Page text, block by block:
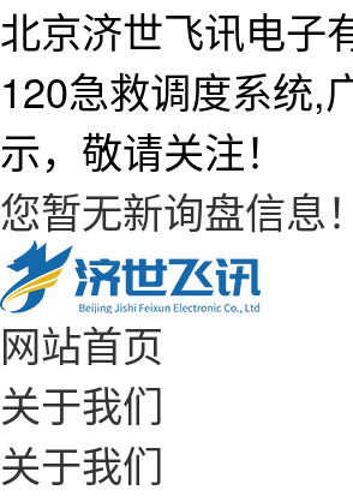
北京济世飞讯电子
120急救调度系统,
示，敬请关注！
您暂无新询盘信息！
网站首页
关于我们
关于我们